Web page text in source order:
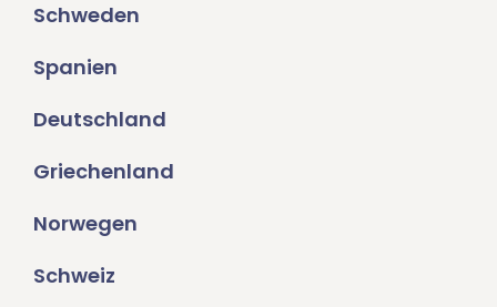
Schweden
Spanien
Deutschland
Griechenland
Norwegen
Schweiz